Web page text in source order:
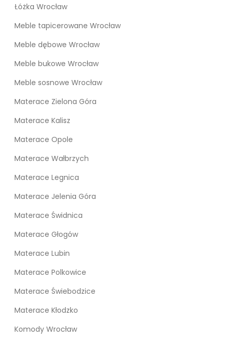
Łóżka Wrocław
Meble tapicerowane Wrocław
Meble dębowe Wrocław
Meble bukowe Wrocław
Meble sosnowe Wrocław
Materace Zielona Góra
Materace Kalisz
Materace Opole
Materace Wałbrzych
Materace Legnica
Materace Jelenia Góra
Materace Świdnica
Materace Głogów
Materace Lubin
Materace Polkowice
Materace Świebodzice
Materace Kłodzko
Komody Wrocław